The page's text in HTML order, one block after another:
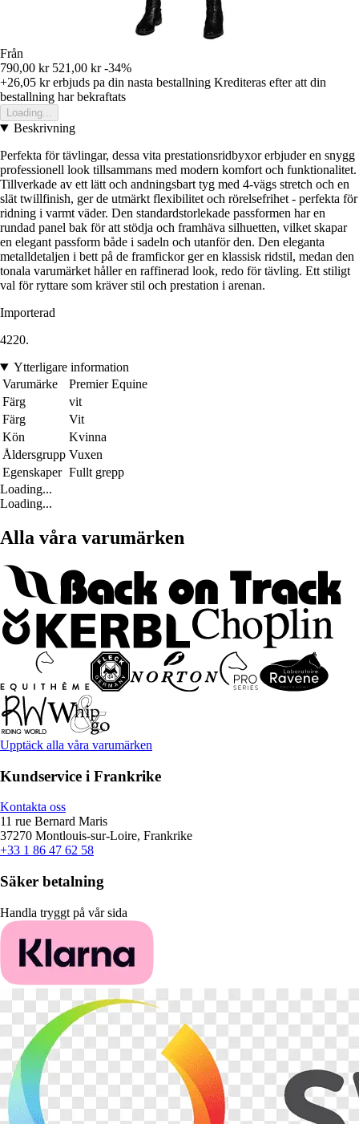
Från
790,00 kr 521,00 kr -34%
+26,05 krerbjuds pa din nasta bestallning Krediteras efter att din
bestallning har bekraftats
Loading...
Beskrivning
Perfekta för tävlingar, dessa vita prestationsridbyxor erbjuder en snygg
professionell look tillsammans med modern komfort och funktionalitet.
Tillverkade av ett lätt och andningsbart tyg med 4-vägs stretch och en
slät twillfinish, ger de utmärkt flexibilitet och rörelsefrihet - perfekta för
ridning i varmt väder. Den standardstorlekade passformen har en
rundad panel bak för att stödja och framhäva silhuetten, vilket skapar
en elegant passform både i sadeln och utanför den. Den eleganta
metalldetaljen i bett på de framfickor ger en klassisk ridstil, medan den
tonala varumärket håller en raffinerad look, redo för tävling. Ett stiligt
val för ryttare som kräver stil och prestation i arenan.
Importerad
4220.
Ytterligare information
Varumärke
Premier Equine
Färg
vit
Färg
Vit
Kön
Kvinna
Åldersgrupp Vuxen
Egenskaper Fullt grepp
Loading...
Loading...
Alla våra varumärken
Upptäck alla våra varumärken
Kundservice i Frankrike
Kontakta oss
11 rue Bernard Maris
37270 Montlouis-sur-Loire, Frankrike
+33 1 86 47 62 58
Säker betalning
Handla tryggt på vår sida